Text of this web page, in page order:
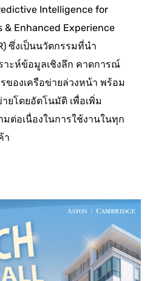
Intelligence for
& Enhanced Experience
ซึ่งเป็นนวัตกรรมที่นำ
าะห์ข้อมูลเชิงลึก คาดการณ์
ของเครือข่ายล่วงหน้า พร้อม
ยโดยอัตโนมัติ เพื่อเพิ่ม
ต่อเนื่องในการใช้งานในทุก
า